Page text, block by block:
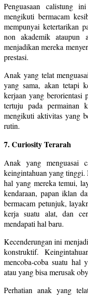
Penguasaan calistung
mengikuti bermacam
mempunyai ketertarikan
non akademik ataupun
menjadikan mereka
prestasi.
Anak yang telat
yang sama, akan tetapi
kerjaan yang berorientasi
tertuju pada permainan
mengikuti aktivitas yang
rutin.
7. Curiosity Terarah
Anak yang menguasai
keingintahuan yang tinggi.
hal yang mereka temui,
kendaraan, papan iklan
bermacam petunjuk,
kerja suatu alat, dan
mendapati hal baru.
Kecenderungan ini
konstruktif.
mencoba-coba suatu hal
atau yang bisa merusak
Perhatian anak yang